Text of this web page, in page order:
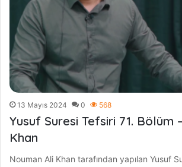
13 Mayıs 2024 0 568
Yusuf Suresi Tefsiri 71. Bölüm
Khan
Nouman Ali Khan tarafından yapılan Yusuf